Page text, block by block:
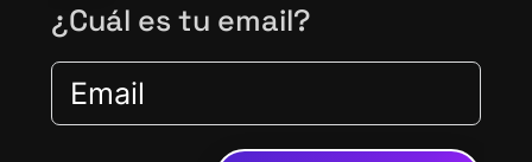
I
L
E
+
¿Cuál es tu email?